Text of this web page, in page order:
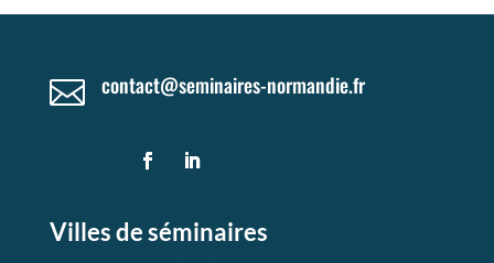
 contact@seminaires-normandie.fr
Villes de séminaires